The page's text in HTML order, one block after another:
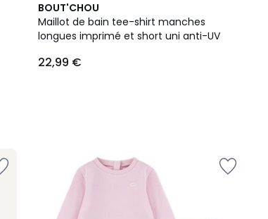
BOUT'CHOU
Maillot de bain tee-shirt manches
longues imprimé et short uni anti-UV
22,99 €